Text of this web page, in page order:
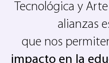
Tecnológica y
alianzas
que nos
impacto en la